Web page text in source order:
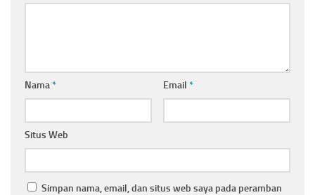
Nama* Email *
Situs Web
Simpan nama, email, dan situs web saya pada peramban